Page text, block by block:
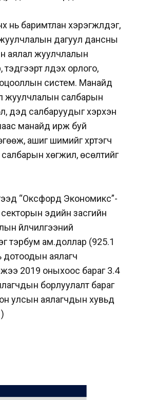
баримтлан хэрэгжүүлдэг,
дагуул дансны
аялал жуулчлалын
үлдэх орлого,
систем. Манайд
жуулчлалын салбарын
дэд салбаруудыг хэрхэн
манайд ирж буй
ашиг шимийг хүртэгч
салбарын хөгжил, өсөлтийг
“Оксфорд Экономикс”-
эдийн засгийн
үйлчилгээний
тэрбум ам.доллар (925.1
дотоодын аялагч
2019 оныхоос бараг 3.4
борлуулалт бараг
улсын аялагчдын хувьд